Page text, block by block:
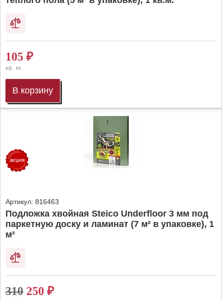
105 ₽
кв. м.
В корзину
Артикул: 816463
Подложка хвойная Steico Underfloor 3 мм под
паркетную доску и ламинат (7 м² в упаковке), 1
м²
310 250 ₽